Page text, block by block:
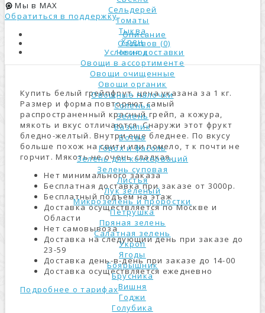
Сельдерей
Томаты
Тыква
Хрен
Чеснок
Овощи в ассортименте
Овощи очищенные
Овощи органик
Овощные палочки
Соленья
Зелень
Базилик
Ботва
Горох и фасоль
Зелень для консерваций
Зелень суповая
Листья
Лук зеленый
Микрозелень и проростки
Петрушка
Пряная зелень
Салатная зелень
Укроп
Ягоды
Боярышник
Брусника
Вишня
Годжи
Голубика
Мы в MAX
Обратиться в поддержку
Описание
Отзывов (0)
Условия доставки
Купить белый грейпфрут, цена указана за 1 кг.
Размер и форма повторяют самый
распространенный красный грейп, а кожура,
мякоть и вкус отличаются. Снаружи этот фрукт
бледно-желтый. Внутри еще бледнее. По вкусу
больше похож на свити или помело, т к почти не
горчит. Мякоть не очень сладкая.
Нет минимального заказа
Бесплатная доставка при заказе от 3000р.
Бесплатный подъем на этаж
Доставка осуществляется по Москве и
Области
Нет самовывоза
Доставка на следующий день при заказе до
23-59
Доставка день-в-день при заказе до 14-00
Доставка осуществляется ежедневно
Подробнее о тарифах